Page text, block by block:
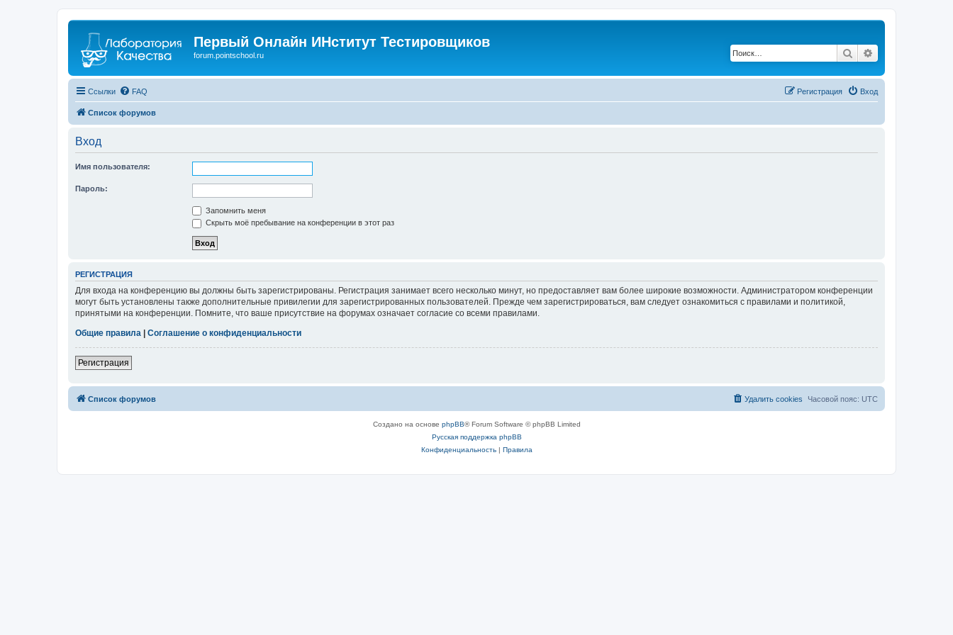
Первый Онлайн ИНститут Тестировщиков
forum.pointschool.ru Поиск
Ссылки FAQ Вход
Регистрация
Список форумов
Вход
Имя пользователя:
Пароль:
Запомнить меня
Скрыть моё пребывание на конференции в этот раз
РЕГИСТРАЦИЯ
Для входа на конференцию вы должны быть зарегистрированы. Регистрация занимает всего несколько минут, но предоставляет вам более широкие возможности. Администратором конференции
могут быть установлены также дополнительные привилегии для зарегистрированных пользователей. Прежде чем зарегистрироваться, вам следует ознакомиться с правилами и политикой,
принятыми на конференции. Помните, что ваше присутствие на форумах означает согласие со всеми правилами.
Общие правила
Соглашение о конфиденциальности
Регистрация
Список форумов Часовой пояс: UTC
Удалить cookies
Создано на основе phpBB® Forum Software © phpBB Limited
Русская поддержка phpBB
Конфиденциальность| Правила